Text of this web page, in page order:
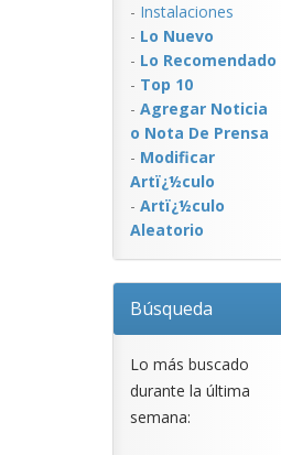
- Instalaciones
- Lo Nuevo
- Lo Recomendado
- Top 10
- Agregar Noticia
o Nota De Prensa
- Modificar
Artï¿½culo
- Artï¿½culo
Aleatorio
Búsqueda
Lo más buscado
durante la última
semana: